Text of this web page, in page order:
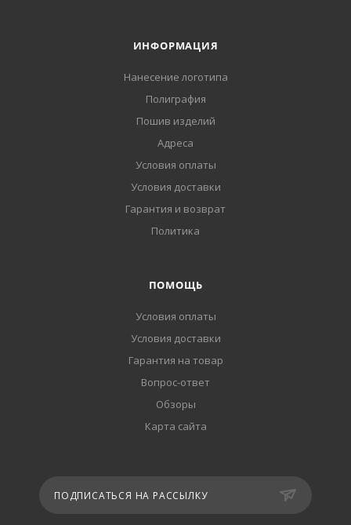
ИНФОРМАЦИЯ
Нанесение логотипа
Полиграфия
Пошив изделий
Адреса
Условия оплаты
Условия доставки
Гарантия и возврат
Политика
ПОМОЩЬ
Условия оплаты
Условия доставки
Гарантия на товар
Вопрос-ответ
Обзоры
Карта сайта
ПОДПИСАТЬСЯ НА РАССЫЛКУ